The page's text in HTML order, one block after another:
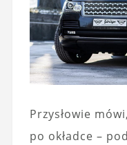
Przysłowie
po okładce –